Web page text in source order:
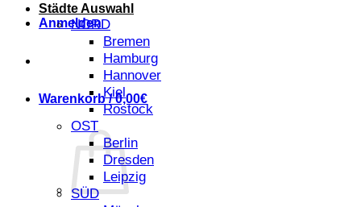
Anmelden
Warenkorb /0,00€
Städte Auswahl
NORD
Bremen
Hamburg
Hannover
Kiel
Rostock
OST
Berlin
Dresden
Leipzig
SÜD